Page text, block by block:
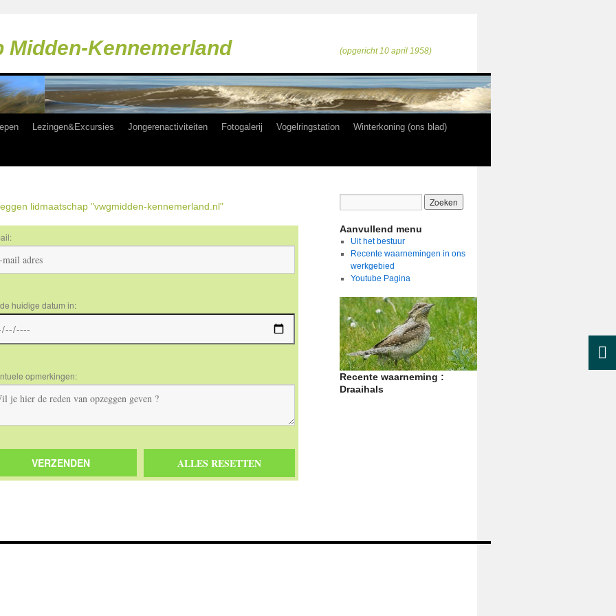
Midden-Kennemerland (opgericht 10 april 1958)
Lezingen&Excursies Jongerenactiviteiten Fotogalerij Vogelringstation Winterkoning (ons blad)
lidmaatschap "vwgmidden-kennemerland.nl"
huidige datum in:
opmerkingen:
Aanvullend menu
Uit het bestuur
Recente waarnemingen in ons
werkgebied
Youtube Pagina
Recente waarneming :
Draaihals